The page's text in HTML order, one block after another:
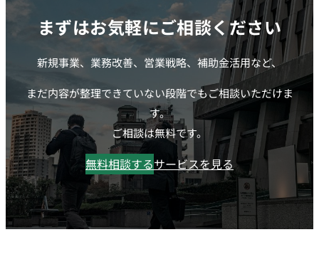
まずはお気軽にご相談ください
新規事業、業務改善、営業戦略、補助金活用など、
まだ内容が整理できていない段階でもご相談いただけま
す。
ご相談は無料です。
無料相談するサービスを見る